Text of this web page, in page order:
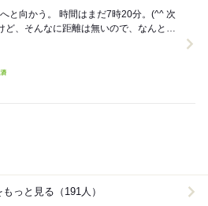
だ7時20分。(^^ 次
ど、そんなに距離は無いので、なんとか
っと見る（191人）